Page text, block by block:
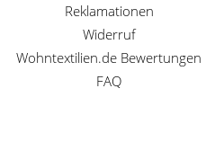
Reklamationen
Widerruf
Wohntextilien.de Bewertungen
FAQ